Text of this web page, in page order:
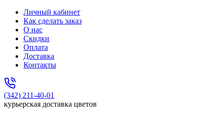
Личный кабинет
Как сделать заказ
О нас
Скидки
Оплата
Доставка
Контакты
(342) 211-40-01
курьерская доставка цветов